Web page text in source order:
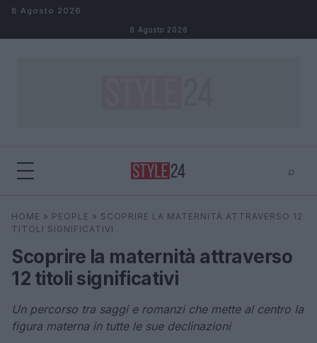
Salta al contenuto
8 Agosto 2026
8 Agosto 2026
⌕
Cerca ⌕ ×
HOME » PEOPLE » SCOPRIRE LA MATERNITÀ ATTRAVERSO 12
TITOLI SIGNIFICATIVI
Scoprire la maternità attraverso
12 titoli significativi
Un percorso tra saggi e romanzi che mette al centro la
figura materna in tutte le sue declinazioni